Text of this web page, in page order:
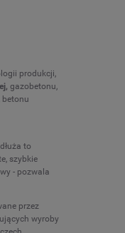
produkcji,
gazobetonu,
betonu
to
szybkie
- pozwala
przez
wyroby